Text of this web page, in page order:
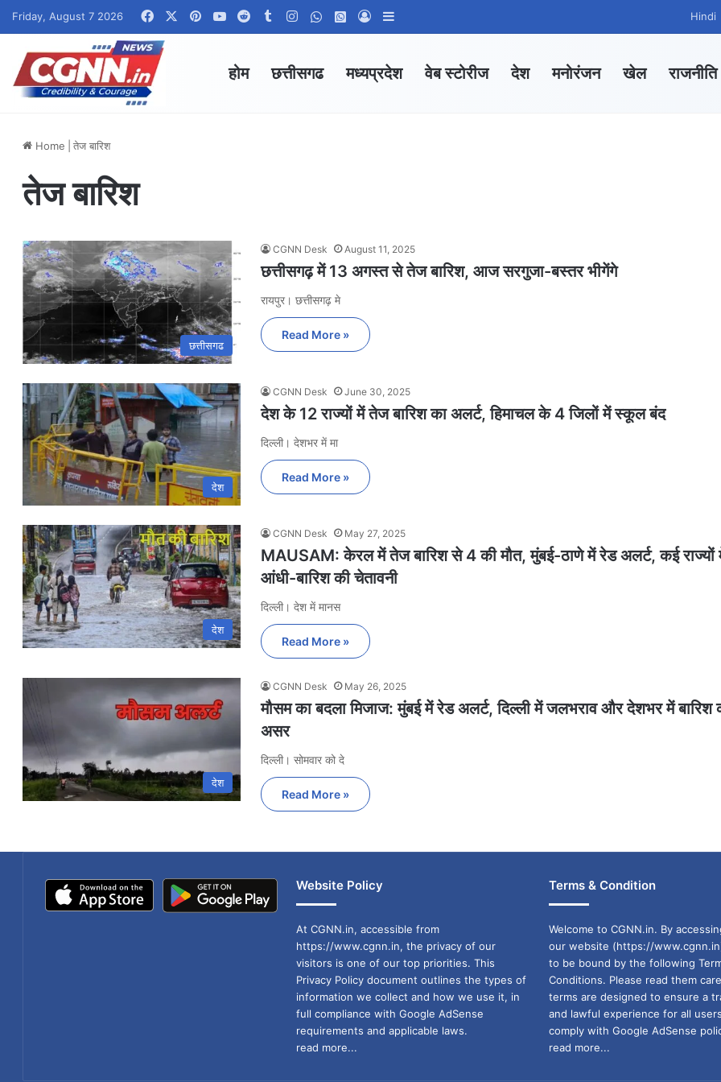
Friday, August 7 2026 FacebookPinterestYouTubeRedditTumblrInstagramWhatsApp Channel
WhatsApp Group
Log In Hindi
होम छत्तीसगढ मध्यप्रदेश वेब स्टोरीज देश मनोरंजन खेल राजनीति
Home तेज बारिश
तेज बारिश
छत्तीसगढ
CGNN Desk August 11, 2025
छत्तीसगढ़ में 13 अगस्त से तेज बारिश, आज सरगुजा-बस्तर भीगेंगे
रायपुर। छत्तीसगढ़ मे
Read More »
देश
CGNN Desk June 30, 2025
देश के 12 राज्यों में तेज बारिश का अलर्ट, हिमाचल के 4 जिलों में स्कूल बंद
दिल्ली। देशभर में मा
Read More »
देश
CGNN Desk May 27, 2025
MAUSAM: केरल में तेज बारिश से 4 की मौत, मुंबई-ठाणे में रेड अलर्ट, कई राज्यों
आंधी-बारिश की चेतावनी
दिल्ली। देश में मानस
Read More »
देश
CGNN Desk May 26, 2025
मौसम का बदला मिजाज: मुंबई में रेड अलर्ट, दिल्ली में जलभराव और देशभर में बारिश
असर
दिल्ली। सोमवार को दे
Read More »
Website Policy
At CGNN.in, accessible from
https://www.cgnn.in, the privacy of our
visitors is one of our top priorities. This
Privacy Policy document outlines the types of
information we collect and how we use it, in
full compliance with Google AdSense
requirements and applicable laws.
read more...
Terms & Condition
Welcome to CGNN.in. By
our website (https://
to be bound by the following
Conditions. Please read them
terms are designed to ensure a
and lawful experience for all
comply with Google AdSense
read more...